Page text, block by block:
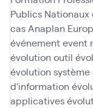
Publics Nationaux
cas Anaplan
événementevent
évolution outil
évolution
d'information
applicatives